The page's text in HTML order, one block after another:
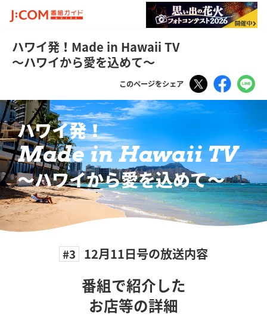
ハワイ発！Made in Hawaii TV
～ハワイから愛を込めて～
このページをシェア Tweet
ハワイ発！
Made in Hawaii TV
〜ハワイから愛を込めて〜
#3 12月11日号の放送内容
番組で紹介した
お店等の詳細